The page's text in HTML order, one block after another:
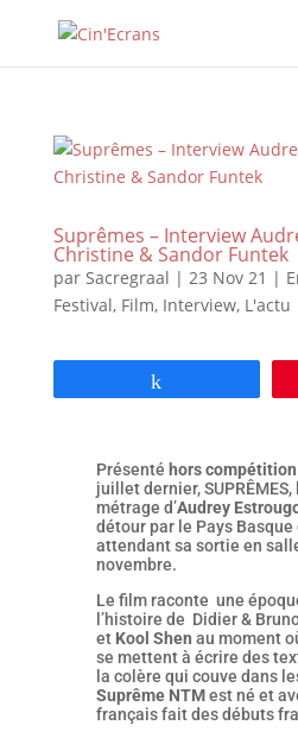
Suprêmes – Interview
Christine & Sandor Funtek
par Sacregraal | 23 Nov 21 |
Festival, Film, Interview, L'actu
Présenté hors
juillet dernier,
métrage d’Audrey
détour par le Pays
attendant sa sortie en
novembre.
Le film raconte une
l’histoire de Didier &
etKool Shen au moment
se mettent à écrire des
la colère qui couve dans
Suprême NTMest né et
français fait des débuts